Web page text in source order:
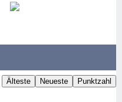
Älteste Neueste Punktzahl